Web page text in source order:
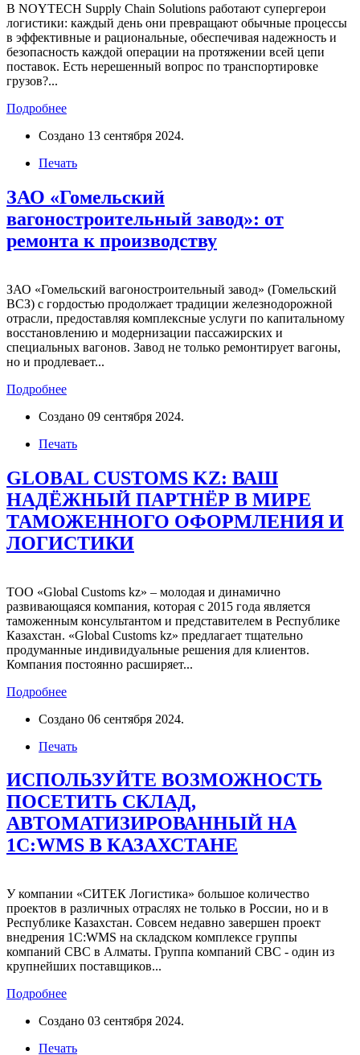
В NOYTECH Supply Chain Solutions работают супергерои
логистики: каждый день они превращают обычные процессы
в эффективные и рациональные, обеспечивая надежность и
безопасность каждой операции на протяжении всей цепи
поставок. Есть нерешенный вопрос по транспортировке
грузов?...
Подробнее
Создано 13 сентября 2024.
Печать
ЗАО «Гомельский
вагоностроительный завод»: от
ремонта к производству
ЗАО «Гомельский вагоностроительный завод» (Гомельский
ВСЗ) с гордостью продолжает традиции железнодорожной
отрасли, предоставляя комплексные услуги по капитальному
восстановлению и модернизации пассажирских и
специальных вагонов. Завод не только ремонтирует вагоны,
но и продлевает...
Подробнее
Создано 09 сентября 2024.
Печать
GLOBAL CUSTOMS KZ: ВАШ
НАДЁЖНЫЙ ПАРТНЁР В МИРЕ
ТАМОЖЕННОГО ОФОРМЛЕНИЯ И
ЛОГИСТИКИ
ТОО «Global Customs kz» – молодая и динамично
развивающаяся компания, которая с 2015 года является
таможенным консультантом и представителем в Республике
Казахстан. «Global Customs kz» предлагает тщательно
продуманные индивидуальные решения для клиентов.
Компания постоянно расширяет...
Подробнее
Создано 06 сентября 2024.
Печать
ИСПОЛЬЗУЙТЕ ВОЗМОЖНОСТЬ
ПОСЕТИТЬ СКЛАД,
АВТОМАТИЗИРОВАННЫЙ НА
1С:WMS В КАЗАХСТАНЕ
У компании «СИТЕК Логистика» большое количество
проектов в различных отраслях не только в России, но и в
Республике Казахстан. Совсем недавно завершен проект
внедрения 1С:WMS на складском комплексе группы
компаний CBC в Алматы. Группа компаний CBC - один из
крупнейших поставщиков...
Подробнее
Создано 03 сентября 2024.
Печать